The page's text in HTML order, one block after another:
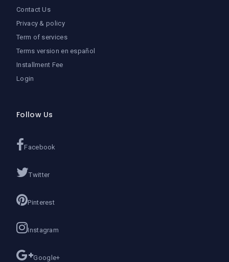
Contact Us
Privacy & policy
Term of services
Terms version en español
Installment Fee
Login
Follow Us
Facebook
Twitter
Pinterest
Instagram
Google+